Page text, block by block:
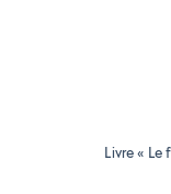
Livre «